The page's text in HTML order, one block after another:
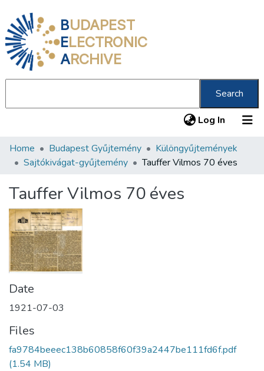
BUDAPEST
ELECTRONIC
ARCHIVE
Search
Log In (current)
Communities & Collections
Statistics
About us
Home Budapest Gyűjtemény
Különgyűjtemények
Sajtókivágat-gyűjtemény
Tauffer Vilmos 70 éves
Tauffer Vilmos 70 éves
Date
1921-07-03
Files
fa9784beeec138b60858f60f39a2447be111fd6f.pdf
(1.54 MB)